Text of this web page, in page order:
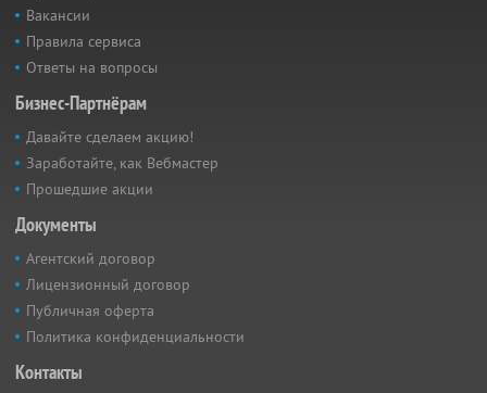
Вакансии
Правила сервиса
Ответы на вопросы
Бизнес-Партнёрам
Давайте сделаем акцию!
Заработайте, как Вебмастер
Прошедшие акции
Документы
Агентский договор
Лицензионный договор
Публичная оферта
Политика конфиденциальности
Контакты